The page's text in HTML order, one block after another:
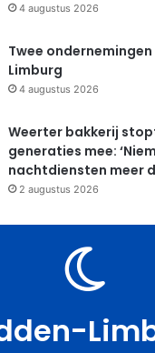
4 augustus 2026
Twee
Limburg
4 augustus 2026
Weerter bakkerij
generaties mee:
nachtdiensten meer
2 augustus 2026